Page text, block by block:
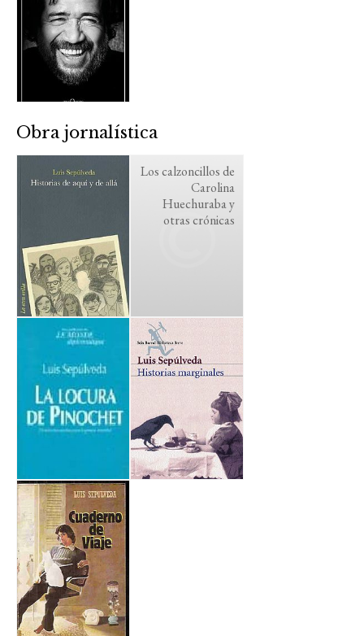
Obra jornalística
Los calzoncillos de
Carolina
Huechuraba y
otras crónicas